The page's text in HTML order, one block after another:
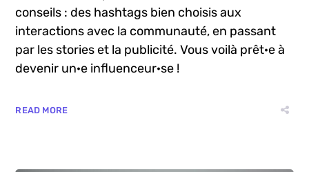
conseils : des hashtags bien choisis aux
interactions avec la communauté, en passant
par les stories et la publicité. Vous voilà prêt·e à
devenir un·e influenceur·se !
READ MORE